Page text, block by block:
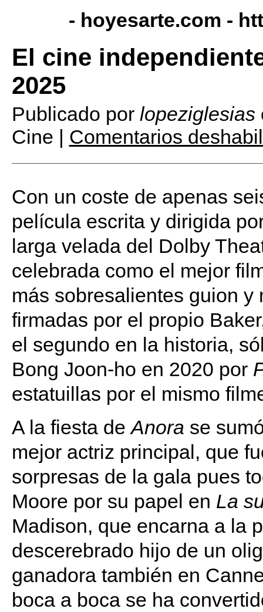
- hoyesarte.com -
El cine
2025
Publicado por lopeziglesias
Cine | Comentarios
Con un coste de apenas
película escrita y dirigida
larga velada del Dolby
celebrada como el mejor
más sobresalientes guion
firmadas por el propio
el segundo en la historia,
Bong Joon-ho en 2020 por
estatuillas por el mismo
A la fiesta deAnora se
mejor actriz principal, que
sorpresas de la gala pues
Moore por su papel en La
Madison, que encarna a la
descerebrado hijo de un
ganadora también en
boca a boca se ha